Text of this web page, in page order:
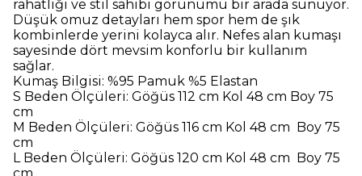
rahatlığı ve stil sahibi görünümü bir arada sunuyor.
Düşük omuz detayları hem spor hem de şık
kombinlerde yerini kolayca alır. Nefes alan kumaşı
sayesinde dört mevsim konforlu bir kullanım
sağlar.
Kumaş Bilgisi: %95 Pamuk %5 Elastan
S Beden Ölçüleri: Göğüs 112 cm Kol 48 cm Boy 75
cm
M Beden Ölçüleri: Göğüs 116 cm Kol 48 cm Boy 75
cm
L Beden Ölçüleri: Göğüs 120 cm Kol 48 cm Boy 75